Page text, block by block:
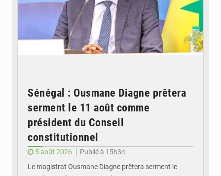
Sénégal : Ousmane Diagne prêtera
serment le 11 août comme
président du Conseil
constitutionnel
5 août 2026
Publié à 15h34
Le magistrat Ousmane Diagne prêtera serment le